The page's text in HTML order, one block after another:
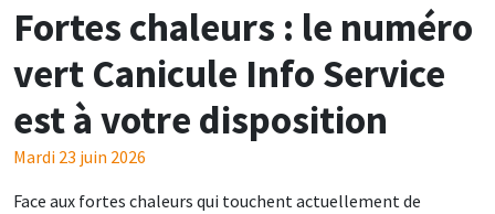
Fortes chaleurs : le numéro
vert Canicule Info Service
est à votre disposition
Mardi 23 juin 2026
Face aux fortes chaleurs qui touchent actuellement de